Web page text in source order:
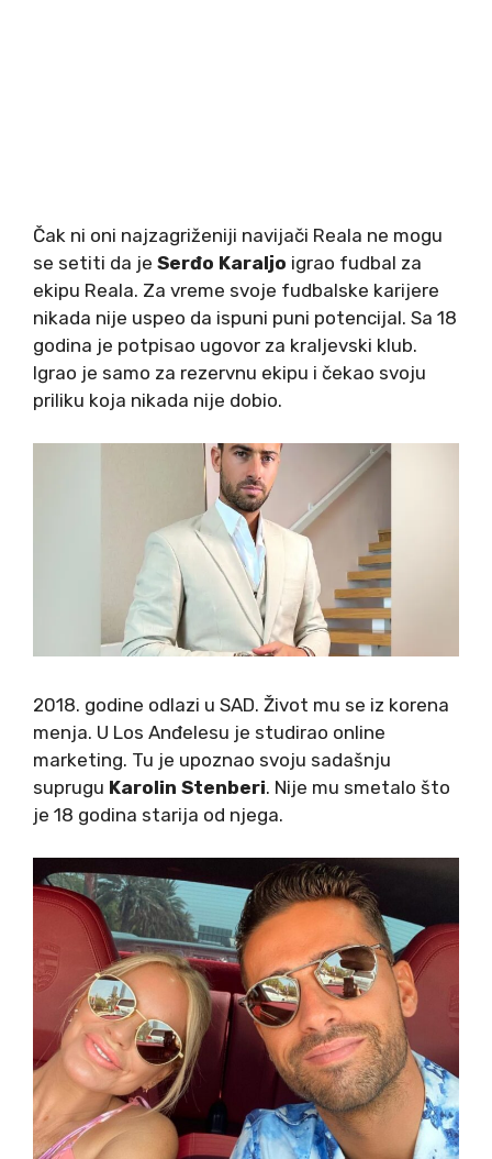
Čak ni oni najzagriženiji navijači Reala ne mogu
se setiti da je Serđo Karaljo igrao fudbal za
ekipu Reala. Za vreme svoje fudbalske karijere
nikada nije uspeo da ispuni puni potencijal. Sa 18
godina je potpisao ugovor za kraljevski klub.
Igrao je samo za rezervnu ekipu i čekao svoju
priliku koja nikada nije dobio.
2018. godine odlazi u SAD. Život mu se iz korena
menja. U Los Anđelesu je studirao online
marketing. Tu je upoznao svoju sadašnju
suprugu Karolin Stenberi. Nije mu smetalo što
je 18 godina starija od njega.